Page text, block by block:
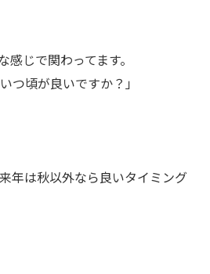
感じで関わってます。
つ頃が良いですか？」
年は秋以外なら良いタイミング